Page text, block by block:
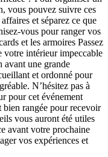
vous pouvez suivre ces
et séparez ce que
vous pour ranger vos
et les armoires Passez
votre intérieur impeccable
avant une grande
et ordonné pour
N’hésitez pas à
pour cet événement
bien rangée pour recevoir
vous auront été utiles
avant votre prochaine
vos expériences et